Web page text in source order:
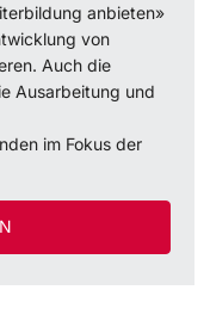
anbieten»
von
Auch die
Ausarbeitung und
im Fokus der